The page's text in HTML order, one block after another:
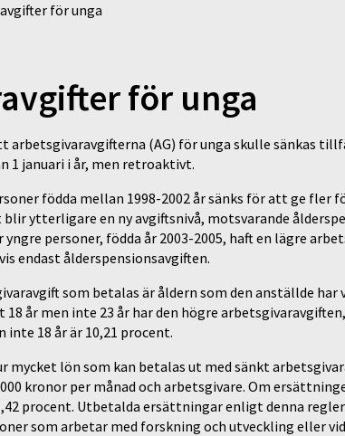
för unga
för unga
arbetsgivaravgifterna (AG) för unga skulle sänkas
1 januari i år, men retroaktivt.
födda mellan 1998-2002 år sänks för att ge
ytterligare en ny avgiftsnivå, motsvarande
yngre personer, födda år 2003-2005, haft en lägre
endast ålderspensionsavgiften.
som betalas är åldern som den anställde har
år men inte 23 år har den högre
inte 18 år är 10,21 procent.
mycket lön som kan betalas ut med sänkt
kronor per månad och arbetsgivare. Om
procent. Utbetalda ersättningar enligt denna
som arbetar med forskning och utveckling eller